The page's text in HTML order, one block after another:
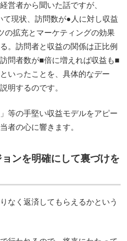
営者から聞いた話ですが、
て現状、訪問数が●人に対し収益
の拡充とマーケティングの効果
。訪問者と収益の関係は正比例
問者数が■倍に増えれば収益も■
いったことを、具体的なデー
明するのです。
等の手堅い収益モデルをアピー
者の心に響きます。
ンを明確にして裏づけを
なく返済してもらえるかという